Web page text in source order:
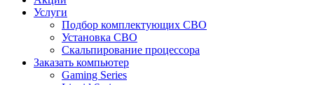
Услуги
Подбор комплектующих СВО
Установка СВО
Скальпирование процессора
Заказать компьютер
Gaming Series